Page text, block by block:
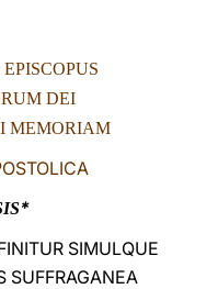
DEI
MEMORIAM
*
SIMULQUE
SUFFRAGANEA